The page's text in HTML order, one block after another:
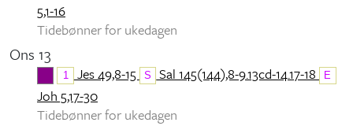
5,1-16
Tidebønner for ukedagen
Ons 13
1 Jes 49,8-15 S Sal 145(144),8-9.13cd-14.17-18 E
Joh 5,17-30
Tidebønner for ukedagen